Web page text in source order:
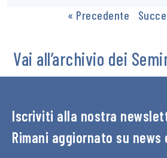
« Precedente
Vai all’archivio dei
Iscriviti alla nostra
Rimani aggiornato su